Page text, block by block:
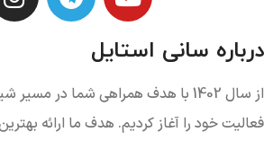
درباره سانی استایل
از سال 1402 با هدف همراهی شما در
فعالیت خود را آغاز کردیم. هدف ما ارائه